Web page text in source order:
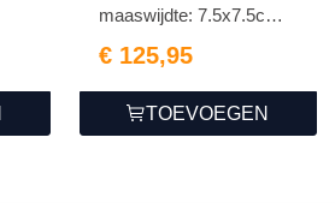
maaswijdte: 7.5x7.5cm
€ 125,95
TOEVOEGEN